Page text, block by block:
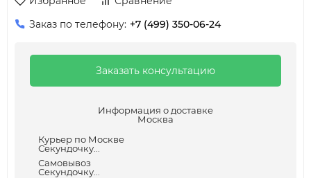
Заказ по телефону: +7 (499) 350-06-24
Заказать консультацию
Информация о доставке
Москва
Курьер по Москве
Секундочку...
Самовывоз
Секундочку...